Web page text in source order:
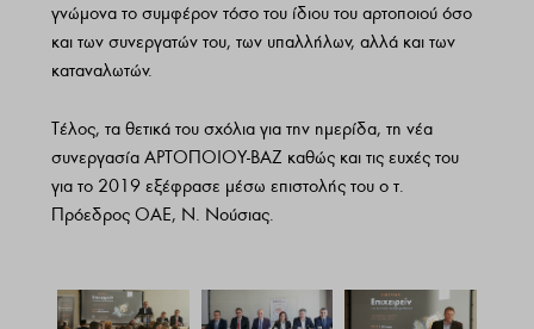
γνώμονα το συμφέρον τόσο του ίδιου του αρτοποιού όσο
και των συνεργατών του, των υπαλλήλων, αλλά και των
καταναλωτών.
Τέλος, τα θετικά του σχόλια για την ημερίδα, τη νέα
συνεργασία ΑΡΤΟΠΟΙΟΥ-ΒΑΖ καθώς και τις ευχές του
για το 2019 εξέφρασε μέσω επιστολής του ο τ.
Πρόεδρος ΟΑΕ, Ν. Νούσιας.